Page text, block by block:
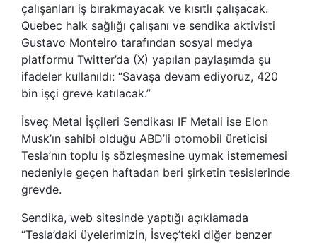
çalışanları iş bırakmayacak ve kısıtlı çalışacak.
Quebec halk sağlığı çalışanı ve sendika aktivisti
Gustavo Monteiro tarafından sosyal medya
platformu Twitter’da (X) yapılan paylaşımda şu
ifadeler kullanıldı: “Savaşa devam ediyoruz, 420
bin işçi greve katılacak.”
İsveç Metal İşçileri Sendikası IF Metali ise Elon
Musk’ın sahibi olduğu ABD’li otomobil üreticisi
Tesla’nın toplu iş sözleşmesine uymak istememesi
nedeniyle geçen haftadan beri şirketin tesislerinde
grevde.
Sendika, web sitesinde yaptığı açıklamada
“Tesla’daki üyelerimizin, İsveç’teki diğer benzer